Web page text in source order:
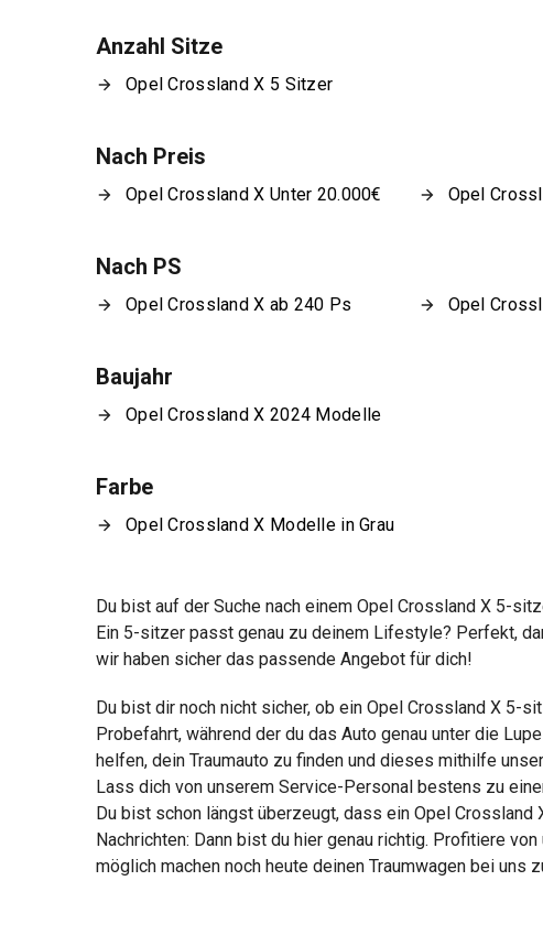
Anzahl Sitze
Opel Crossland X 5 Sitzer
Nach Preis
Opel Crossland X Unter 20.000€ Opel
Nach PS
Opel Crossland X ab 240 Ps Opel
Baujahr
Opel Crossland X 2024 Modelle
Farbe
Opel Crossland X Modelle in Grau
Du bist auf der Suche nach einem Opel Crossland X 5-
Ein 5-sitzer passt genau zu deinem Lifestyle? Perfekt,
wir haben sicher das passende Angebot für dich!
Du bist dir noch nicht sicher, ob ein Opel Crossland X 5-
Probefahrt, während der du das Auto genau unter die
helfen, dein Traumauto zu finden und dieses mithilfe
Lass dich von unserem Service-Personal bestens zu
Du bist schon längst überzeugt, dass ein Opel
Nachrichten: Dann bist du hier genau richtig. Profitiere
möglich machen noch heute deinen Traumwagen bei uns